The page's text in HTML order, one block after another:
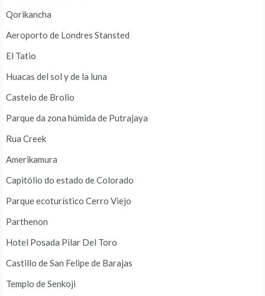
Qorikancha
Aeroporto de Londres Stansted
El Tatio
Huacas del sol y de la luna
Castelo de Brolio
Parque da zona húmida de Putrajaya
Rua Creek
Amerikamura
Capitólio do estado de Colorado
Parque ecoturístico Cerro Viejo
Parthenon
Hotel Posada Pilar Del Toro
Castillo de San Felipe de Barajas
Templo de Senkoji